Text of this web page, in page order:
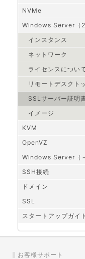
NVMe
Windows Server（
インスタンス
ネットワーク
ライセンスについ
リモートデスクト
SSLサーバー証明
イメージ
KVM
OpenVZ
Windows Server（
SSH接続
ドメイン
SSL
スタートアップガイ
お客様サポート